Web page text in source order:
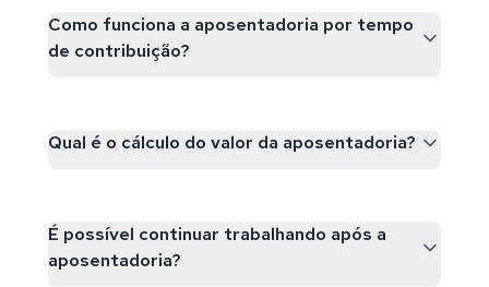
Como funciona a aposentadoria por tempo
de contribuição?
Qual é o cálculo do valor da aposentadoria?
É possível continuar trabalhando após a
aposentadoria?